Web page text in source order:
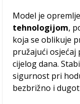
Model je
tehnologijom,
koja se oblikuje
pružajući
cijelog dana.
sigurnost pri
bezbrižno i